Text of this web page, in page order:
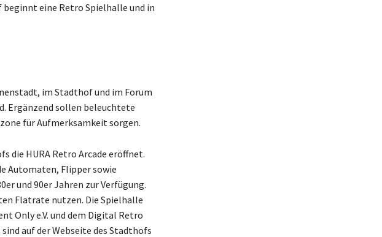
eine Retro Spielhalle und in
im Stadthof und im Forum
Ergänzend sollen beleuchtete
für Aufmerksamkeit sorgen.
die HURA Retro Arcade eröffnet.
Automaten, Flipper sowie
und 90er Jahren zur Verfügung.
Flatrate nutzen. Die Spielhalle
Only e.V. und dem Digital Retro
auf der Webseite des Stadthofs